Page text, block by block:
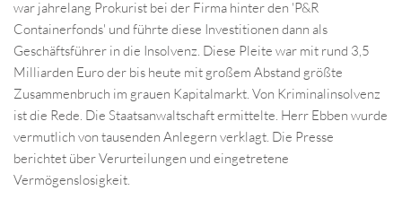
war jahrelang Prokurist bei der Firma hinter den 'P&R
Containerfonds' und führte diese Investitionen dann als
Geschäftsführer in die Insolvenz. Diese Pleite war mit rund 3,5
Milliarden Euro der bis heute mit großem Abstand größte
Zusammenbruch im grauen Kapitalmarkt. Von Kriminalinsolvenz
ist die Rede. Die Staatsanwaltschaft ermittelte. Herr Ebben wurde
vermutlich von tausenden Anlegern verklagt. Die Presse
berichtet über Verurteilungen und eingetretene
Vermögenslosigkeit.